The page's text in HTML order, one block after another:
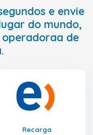
e envie
do mundo,
de
Recarga